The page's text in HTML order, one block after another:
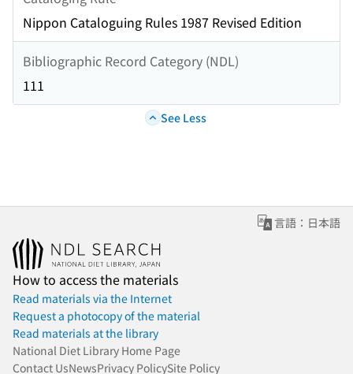
Nippon Cataloguing Rules 1987 Revised Edition
Bibliographic Record Category (NDL)
111
See Less
言語：日本語
How to access the materials
Read materials via the Internet
Request a photocopy of the material
Read materials at the library
National Diet Library Home Page
Contact UsNewsPrivacy PolicySite Policy